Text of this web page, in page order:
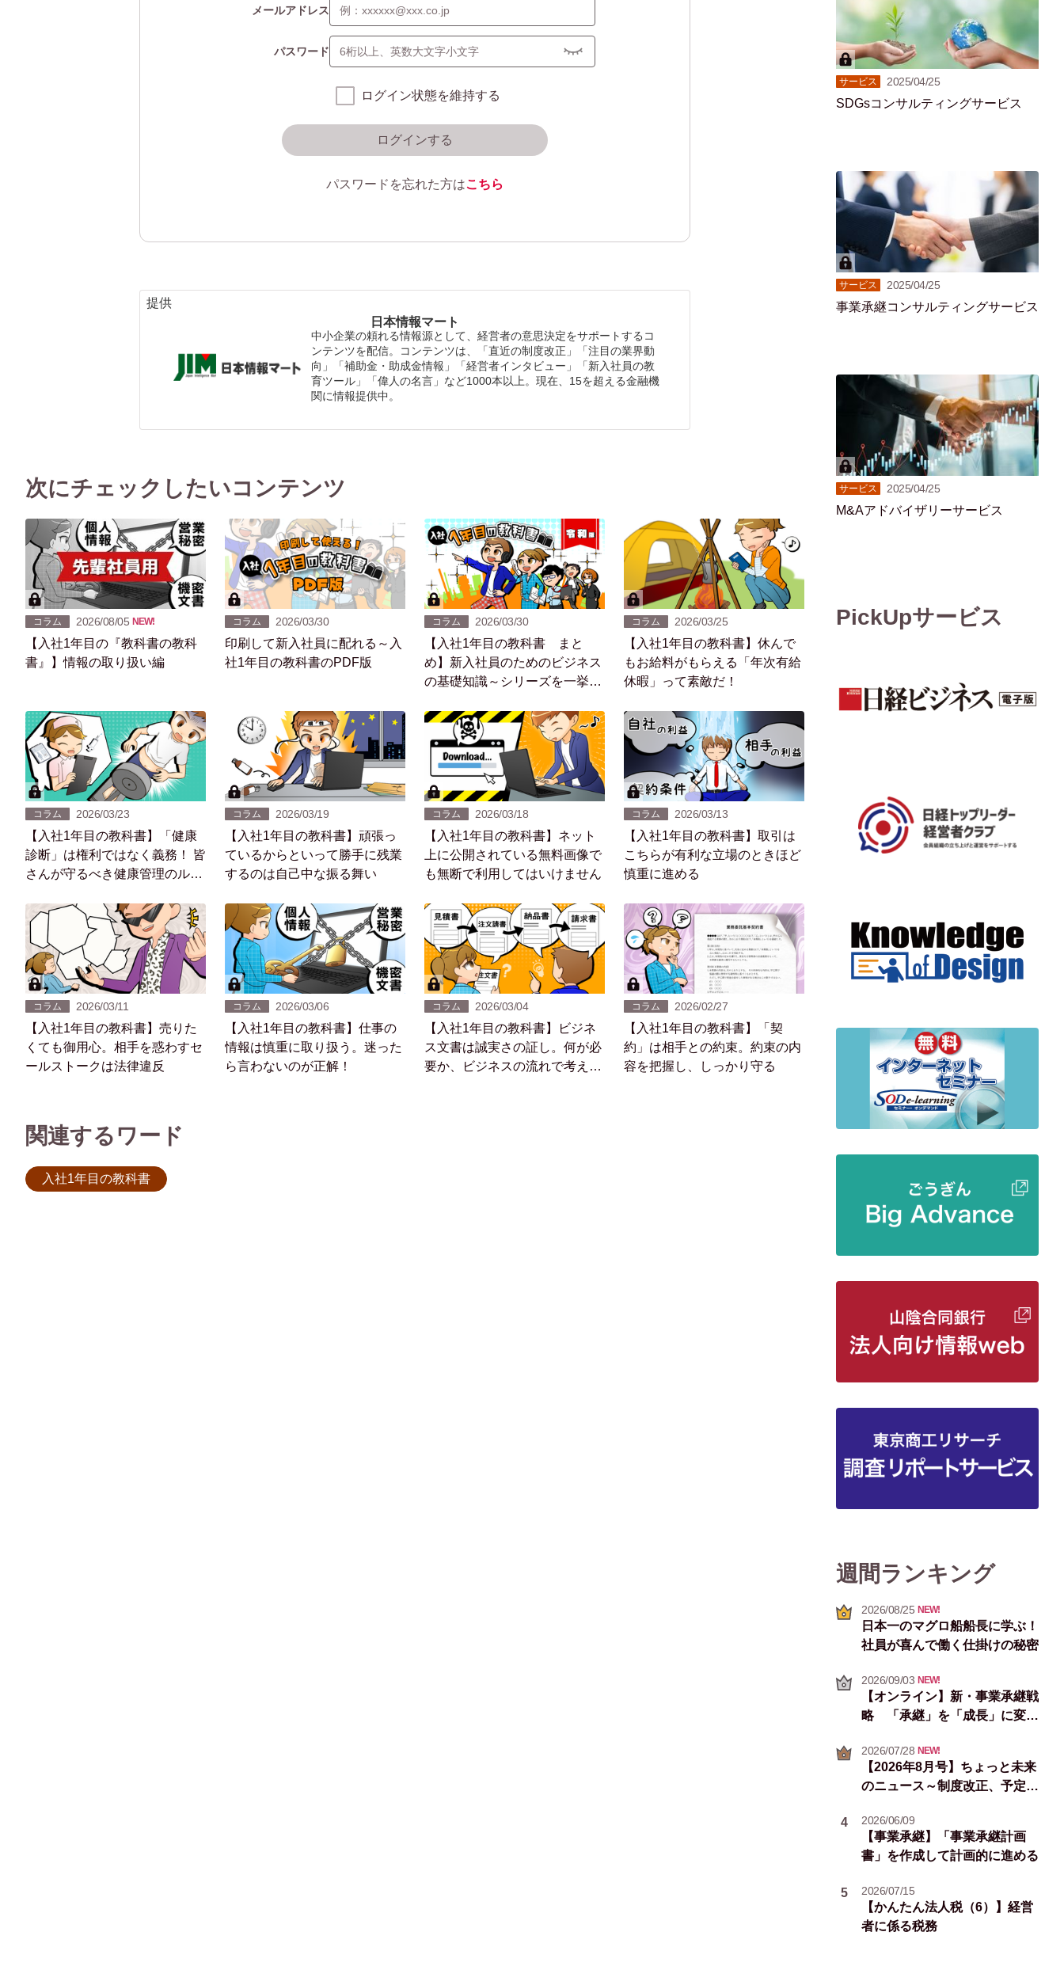
メールアドレス
パスワード
ログイン状態を維持する
ログインする
パスワードを忘れた方はこちら
提供
日本情報マート
中小企業の頼れる情報源として、経営者の意思決定をサポートするコ
ンテンツを配信。コンテンツは、「直近の制度改正」「注目の業界動
向」「補助金・助成金情報」「経営者インタビュー」「新入社員の教
育ツール」「偉人の名言」など1000本以上。現在、15を超える金融機
関に情報提供中。
次にチェックしたいコンテンツ
コラム 2026/08/05 NEW!
【入社1年目の『教科書の教科
書』】情報の取り扱い編
コラム 2026/03/30
印刷して新入社員に配れる～入
社1年目の教科書のPDF版
コラム 2026/03/30
【入社1年目の教科書 まと
め】新入社員のためのビジネス
の基礎知識～シリーズを一挙紹
コラム 2026/03/25
【入社1年目の教科書】休んで
もお給料がもらえる「年次有給
休暇」って素敵だ！
コラム 2026/03/23
【入社1年目の教科書】「健康
診断」は権利ではなく義務！ 皆
さんが守るべき健康管理のルー
コラム 2026/03/19
【入社1年目の教科書】頑張っ
ているからといって勝手に残業
するのは自己中な振る舞い
コラム 2026/03/18
【入社1年目の教科書】ネット
上に公開されている無料画像で
も無断で利用してはいけません
コラム 2026/03/13
【入社1年目の教科書】取引は
こちらが有利な立場のときほど
慎重に進める
コラム 2026/03/11
【入社1年目の教科書】売りた
くても御用心。相手を惑わすセ
ールストークは法律違反
コラム 2026/03/06
【入社1年目の教科書】仕事の
情報は慎重に取り扱う。迷った
ら言わないのが正解！
コラム 2026/03/04
【入社1年目の教科書】ビジネ
ス文書は誠実さの証し。何が必
要か、ビジネスの流れで考えて
コラム 2026/02/27
【入社1年目の教科書】「契
約」は相手との約束。約束の内
容を把握し、しっかり守る
関連するワード
入社1年目の教科書
サービス 2025/04/25
SDGsコンサルティングサービス
サービス 2025/04/25
事業承継コンサルティングサービス
サービス 2025/04/25
M&Aアドバイザリーサービス
PickUpサービス
週間ランキング
2026/08/25 NEW!
日本一のマグロ船船長に学ぶ！
社員が喜んで働く仕掛けの秘密
2026/09/03 NEW!
【オンライン】新・事業承継戦
略 「承継」を「成長」に変え
2026/07/28 NEW!
【2026年8月号】ちょっと未来
のニュース～制度改正、予定イ
4
2026/06/09
【事業承継】「事業承継計画
書」を作成して計画的に進める
5 2026/07/15
【かんたん法人税（6）】経営
者に係る税務